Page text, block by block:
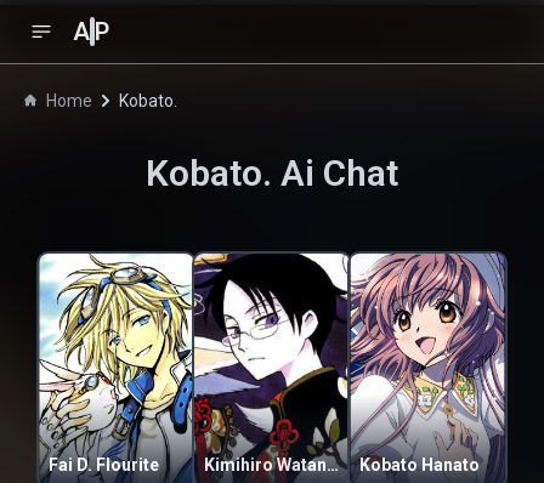
A P
Home Kobato.
Kobato. Ai Chat
Fai D. Flourite Kimihiro Watanuki Kobato Hanato